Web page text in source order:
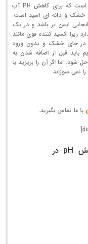
اسید خشک یک ماده گرانول متبلور سفید رنگ است که برای کاهش PH آب
خشک و دانه ای اسید است.
ایمن تر باشد و در یک
زیرا اکسید کننده قوی مانند
در جای خشک و بدون ورود
قبل از اضافه شدن به
شود. اما اگر آن را بریزید یا
نمی سوزاند.
با ما تماس بگیرید.